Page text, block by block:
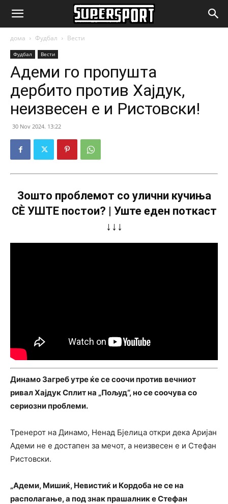
SuperSport.mk
дома Фудбал Вести
Фудбал Вести
Адеми го пропушта
дербито против Хајдук,
неизвесен е и Ристовски!
30 Nov 2024. 13:22
Зошто проблемот со улични кучиња
СÈ УШТЕ постои? | Уште еден поткаст
↓↓↓
Динамо Загреб утре ќе се соочи против вечниот
ривал Хајдук Сплит на „Пољуд“, но се соочува со
сериозни проблеми.
Тренерот на Динамо, Ненад Бјелица откри дека Аријан
Адеми не е достапен за мечот, а неизвесен е и Стефан
Ристовски.
„Адеми, Мишиќ, Невистиќ и Кордоба не се на
располагање, а под знак прашалник е Стефан